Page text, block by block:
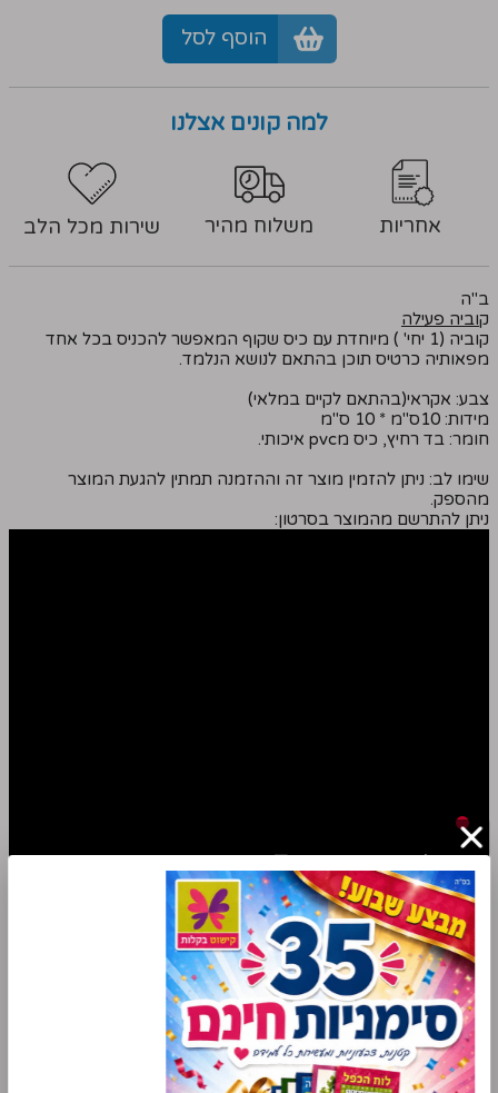
הוסף לסל
למה קונים אצלנו
אחריות משלוח מהיר שירות מכל הלב
ב''ה
קוביה פעילה
קוביה (1 יחי' ) מיוחדת עם כיס שקוף המאפשר להכניס בכל אחד
מפאותיה כרטיס תוכן בהתאם לנושא הנלמד.
צבע: אקראי(בהתאם לקיים במלאי)
מידות: 10ס''מ * 10 ס''מ
חומר: בד רחיץ, כיס מpvc איכותי.
שימו לב: ניתן להזמין מוצר זה וההזמנה תמתין להגעת המוצר
מהספק.
ניתן להתרשם מהמוצר בסרטון:
דף הבית
חדש באתר!
מבצעי השבוע
חבילות